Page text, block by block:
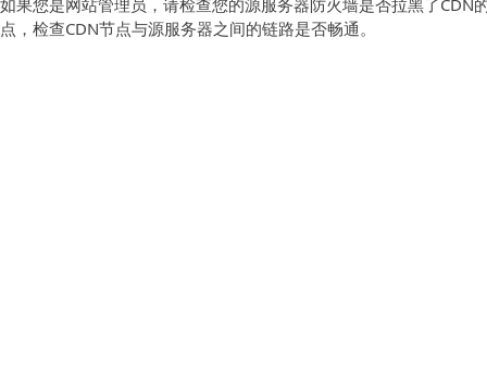
如果您是网站管理员，请检查您的源服务器防火墙是否拉黑了CDN
点，检查CDN节点与源服务器之间的链路是否畅通。